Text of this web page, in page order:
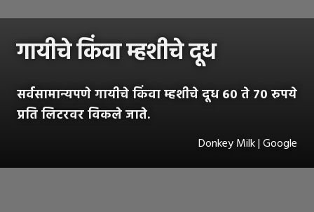
गायीचे किंवा म्हशीचे दूध
सर्वसामान्यपणे गायीचे किंवा म्हशीचे दूध ६० ते ७० रुपये
प्रति लिटरवर विकले जाते.
Donkey Milk | Google